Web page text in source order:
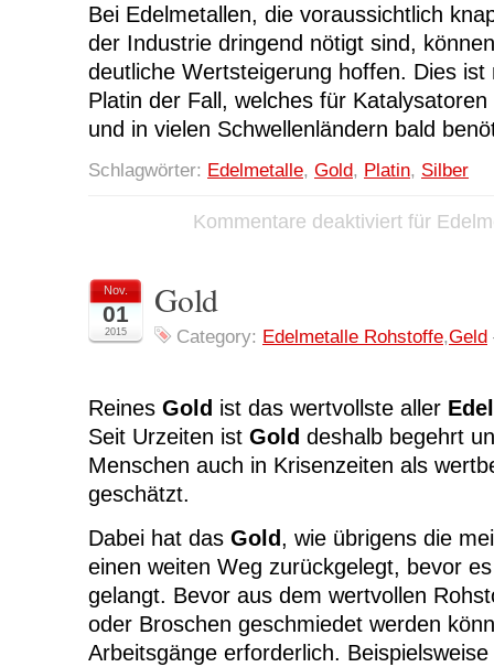
Bei Edelmetallen, die voraussichtlich
der Industrie dringend nötigt sind,
deutliche Wertsteigerung hoffen. Dies ist
Platin der Fall, welches für
und in vielen Schwellenländern bald
Schlagwörter: Edelmetalle, Gold, Platin, Silber
Kommentare deaktiviert für
Nov.
01
2015
Gold
Category: Edelmetalle Rohstoffe,Geld
Reines Gold ist das wertvollste aller
Seit Urzeiten ist Gold deshalb begehrt
Menschen auch in Krisenzeiten als
geschätzt.
Dabei hat das Gold, wie übrigens die
einen weiten Weg zurückgelegt, bevor
gelangt. Bevor aus dem wertvollen
oder Broschen geschmiedet werden
Arbeitsgänge erforderlich.